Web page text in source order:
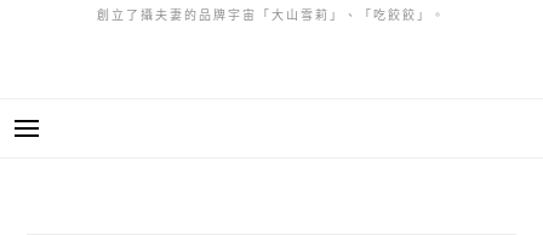
創立了攝夫妻的品牌宇宙「大山雪莉」、「吃餃餃」。